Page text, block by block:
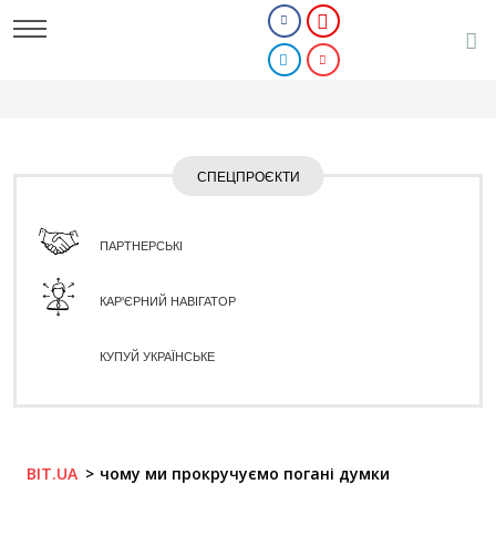
СПЕЦПРОЄКТИ
ПАРТНЕРСЬКІ
КАР'ЄРНИЙ НАВІГАТОР
КУПУЙ УКРАЇНСЬКЕ
BIT.UA чому ми прокручуємо погані думки